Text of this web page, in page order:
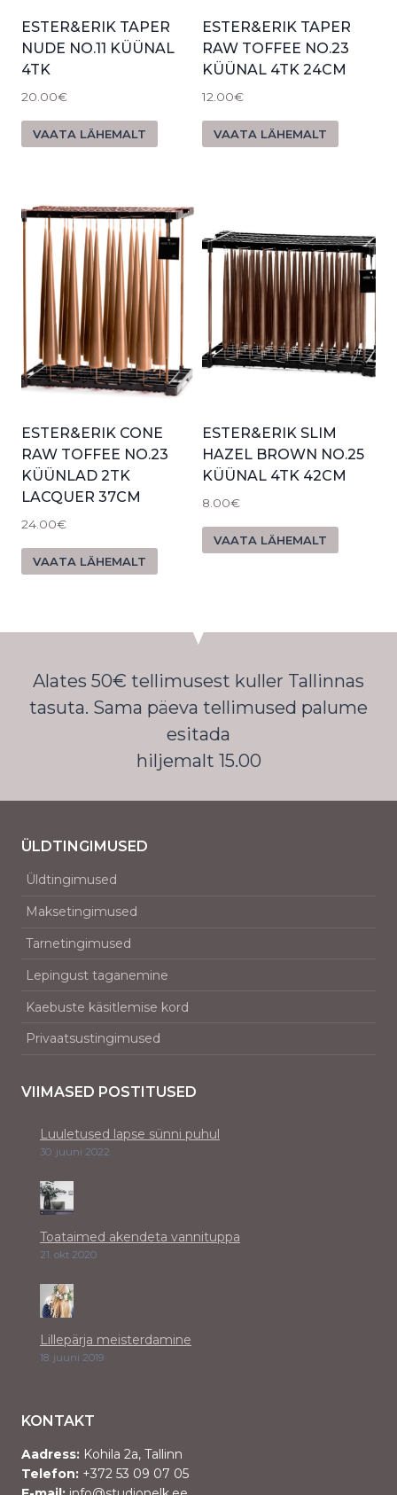
ESTER&ERIK TAPER
NUDE NO.11 KÜÜNAL
4TK
20.00€
VAATA LÄHEMALT
ESTER&ERIK TAPER
RAW TOFFEE NO.23
KÜÜNAL 4TK 24CM
12.00€
VAATA LÄHEMALT
ESTER&ERIK CONE
RAW TOFFEE NO.23
KÜÜNLAD 2TK
LACQUER 37CM
24.00€
VAATA LÄHEMALT
ESTER&ERIK SLIM
HAZEL BROWN NO.25
KÜÜNAL 4TK 42CM
8.00€
VAATA LÄHEMALT
Alates 50€ tellimusest kuller Tallinnas
tasuta. Sama päeva tellimused palume
esitada
hiljemalt 15.00
ÜLDTINGIMUSED
Üldtingimused
Maksetingimused
Tarnetingimused
Lepingust taganemine
Kaebuste käsitlemise kord
Privaatsustingimused
VIIMASED POSTITUSED
Luuletused lapse sünni puhul
30. juuni 2022
Toataimed akendeta vannituppa
21. okt 2020
Lillepärja meisterdamine
18. juuni 2019
KONTAKT
Aadress: Kohila 2a, Tallinn
Telefon: +372 53 09 07 05